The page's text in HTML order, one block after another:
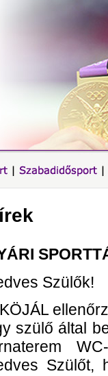
Szülők!
szülő által
Szülőt,